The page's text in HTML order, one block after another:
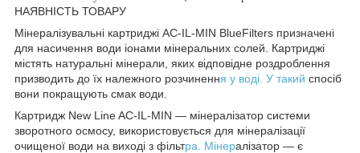
НАЯВНІСТЬ ТОВАРУ
Мінералізувальні картриджі AC-IL-MIN BlueFilters призначені
для насичення води іонами мінеральних солей. Картриджі
містять натуральні мінерали, яких відповідне роздроблення
призводить до їх належного розчинення у воді. У такий спосіб
вони покращують смак води.
Картридж New Line AC-IL-MIN — мінералізатор системи
зворотного осмосу, використовується для мінералізації
очищеної води на виході з фільтра. Мінералізатор — є